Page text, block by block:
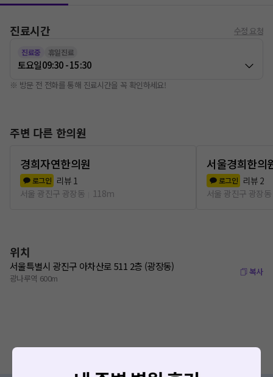
진료시간 수정 요청
진료중 휴일진료
토요일09:30 - 15:30
※ 방문 전 전화를 통해 진료시간을 꼭 확인하세요!
주변 다른 한의원
경희자연한의원
로그인 리뷰 1
서울 광진구 광장동
118m
서울경희한의
로그인 리뷰 2
서울 광진구 광장동
위치
서울특별시 광진구 아차산로 511 2층 (광장동)
광나루역 600m
복사